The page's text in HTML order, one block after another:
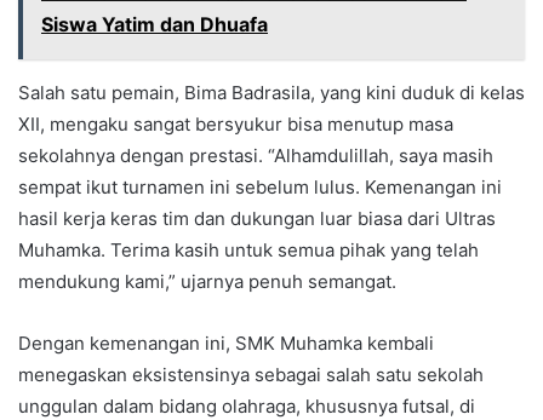
Siswa Yatim dan Dhuafa
Salah satu pemain, Bima Badrasila, yang kini duduk di kelas
XII, mengaku sangat bersyukur bisa menutup masa
sekolahnya dengan prestasi. “Alhamdulillah, saya masih
sempat ikut turnamen ini sebelum lulus. Kemenangan ini
hasil kerja keras tim dan dukungan luar biasa dari Ultras
Muhamka. Terima kasih untuk semua pihak yang telah
mendukung kami,” ujarnya penuh semangat.
Dengan kemenangan ini, SMK Muhamka kembali
menegaskan eksistensinya sebagai salah satu sekolah
unggulan dalam bidang olahraga, khususnya futsal, di